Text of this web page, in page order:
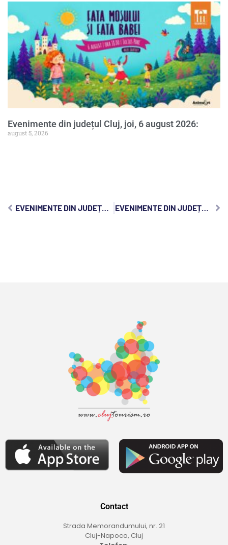
Evenimente din județul Cluj, joi, 6 august 2026:
august 5, 2026
EVENIMENTE DIN JUDEȚUL CLUJ, DUMINICĂ, 27 IULIE 2025: EVENIMENTE DIN JUDEȚUL CLUJ, MARȚI, 29 IULIE 2025:
Contact
Strada Memorandumului, nr. 21
Cluj-Napoca, Cluj